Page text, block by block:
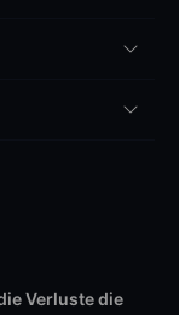
Verluste die